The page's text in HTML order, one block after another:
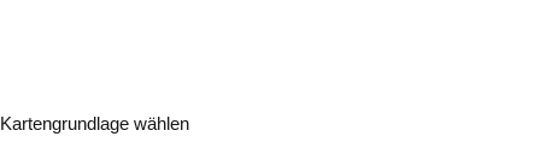
Kartengrundlage wählen